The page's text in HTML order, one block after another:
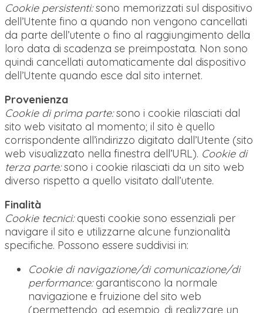
Cookie persistenti:sono memorizzati sul dispositivo
dell’Utente fino a quando non vengono cancellati
da parte dell’utente o fino al raggiungimento della
loro data di scadenza se preimpostata. Non sono
quindi cancellati automaticamente dal dispositivo
dell’Utente quando esce dal sito internet.
Provenienza
Cookie di prima parte:sono i cookie rilasciati dal
sito web visitato al momento; il sito è quello
corrispondente all’indirizzo digitato dall’Utente (sito
web visualizzato nella finestra dell’URL). Cookie di
terza parte:sono i cookie rilasciati da un sito web
diverso rispetto a quello visitato dall’utente.
Finalità
Cookie tecnici:questi cookie sono essenziali per
navigare il sito e utilizzarne alcune funzionalità
specifiche. Possono essere suddivisi in:
Cookie di navigazione/di comunicazione/di
performance:garantiscono la normale
navigazione e fruizione del sito web
(permettendo, ad esempio, di realizzare un